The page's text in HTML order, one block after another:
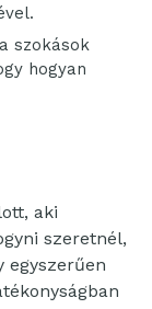
szokások
hogyan
aki
szeretnél,
egyszerűen